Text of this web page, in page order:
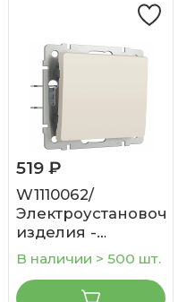
519 ₽
W1110062/
изделия -
Выключатель
(айвори матовый)
В наличии > 500 шт.